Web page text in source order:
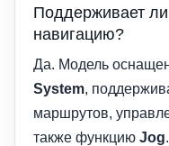
Поддерживает
навигацию?
Да. Модель
System,
маршрутов,
также функцию Jog.